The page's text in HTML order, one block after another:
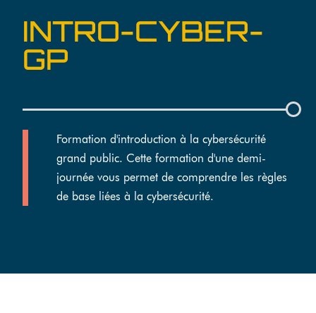
INTRO-CYBER-
GP
Formation d'introduction à la cybersécurité
grand public. Cette formation d'une demi-
journée vous permet de comprendre les règles
de base liées à la cybersécurité.